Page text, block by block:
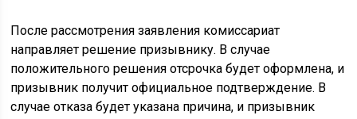
После рассмотрения заявления комиссариат
направляет решение призывнику. В случае
положительного решения отсрочка будет оформлена, и
призывник получит официальное подтверждение. В
случае отказа будет указана причина, и призывник